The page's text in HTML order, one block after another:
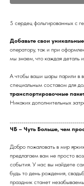
5 сердец фольгированных с
Добавьте свои
оператору, так и при
мы знаем, что каждая деталь
А чтобы ваши шары парили в
специальным составом для
транспортировочные
Никаких дополнительных
ЧБ – Чуть Больше, чем
Добро пожаловать в мир
предлагаем вам не просто
события. У нас вы найдете
будь то день рождения,
праздник станет